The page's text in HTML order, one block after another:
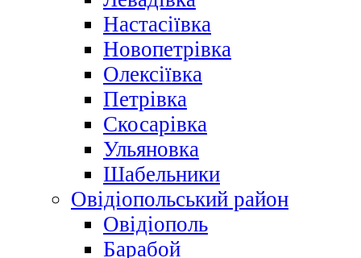
Настасіївка
Новопетрівка
Олексіївка
Петрівка
Скосарівка
Ульяновка
Шабельники
Овідіопольський район
Овідіополь
Барабой